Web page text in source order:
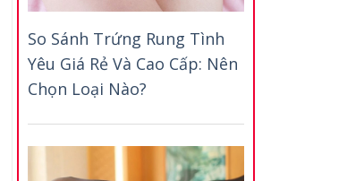
So Sánh Trứng Rung Tình
Yêu Giá Rẻ Và Cao Cấp: Nên
Chọn Loại Nào?